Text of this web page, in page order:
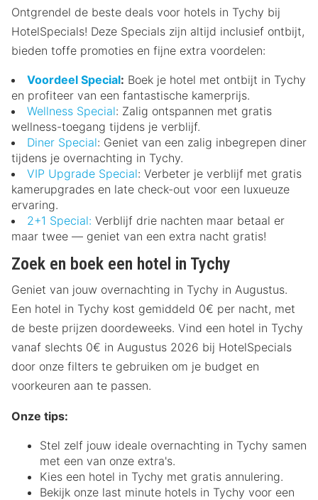
Ontgrendel de beste deals voor hotels in Tychy bij
HotelSpecials! Deze Specials zijn altijd inclusief ontbijt,
bieden toffe promoties en fijne extra voordelen:
Voordeel Special: Boek je hotel met ontbijt in Tychy
en profiteer van een fantastische kamerprijs.
Wellness Special: Zalig ontspannen met gratis
wellness-toegang tijdens je verblijf.
Diner Special: Geniet van een zalig inbegrepen diner
tijdens je overnachting in Tychy.
VIP Upgrade Special: Verbeter je verblijf met gratis
kamerupgrades en late check-out voor een luxueuze
ervaring.
2+1 Special: Verblijf drie nachten maar betaal er
maar twee — geniet van een extra nacht gratis!
Zoek en boek een hotel in Tychy
Geniet van jouw overnachting in Tychy in Augustus.
Een hotel in Tychy kost gemiddeld 0€ per nacht, met
de beste prijzen doordeweeks. Vind een hotel in Tychy
vanaf slechts 0€ in Augustus 2026 bij HotelSpecials
door onze filters te gebruiken om je budget en
voorkeuren aan te passen.
Onze tips:
Stel zelf jouw ideale overnachting in Tychy samen
met een van onze extra's.
Kies een hotel in Tychy met gratis annulering.
Bekijk onze last minute hotels in Tychy voor een